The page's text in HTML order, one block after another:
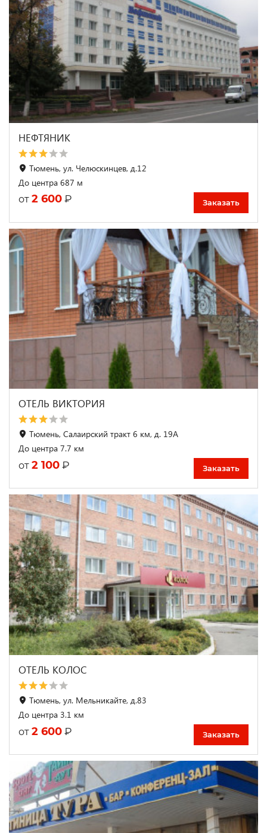
НЕФТЯНИК
Тюмень, ул. Челюскинцев, д.12
До центра 687 м
от 2 600 ₽ Заказать
ОТЕЛЬ ВИКТОРИЯ
Тюмень, Салаирский тракт 6 км, д. 19А
До центра 7.7 км
от 2 100 ₽ Заказать
ОТЕЛЬ КОЛОС
Тюмень, ул. Мельникайте, д.83
До центра 3.1 км
от 2 600 ₽ Заказать